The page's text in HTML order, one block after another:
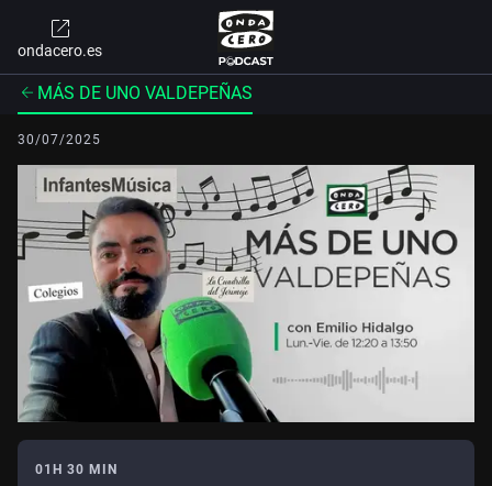
ondacero.es
MÁS DE UNO VALDEPEÑAS
30/07/2025
01H 30 MIN